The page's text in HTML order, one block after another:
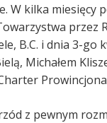
W kilka miesięcy
przez
B.C. i dnia 3-
Michałem
z pewnym